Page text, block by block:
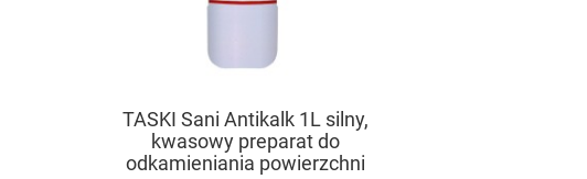
TASKI Sani Antikalk 1L silny,
kwasowy preparat do
odkamieniania powierzchni